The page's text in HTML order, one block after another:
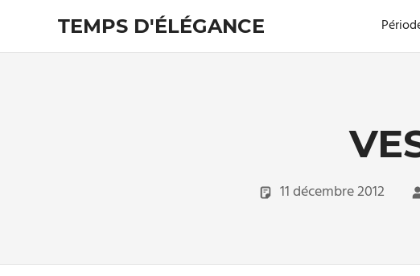
content
TEMPS D'ÉLÉGANCE
Pour
11 décembre 2012